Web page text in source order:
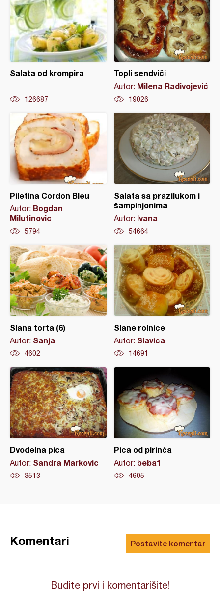
Salata od krompira
126687
Topli sendviči
Autor: Milena Radivojević
19026
Piletina Cordon Bleu
Autor: Bogdan
Milutinovic
5794
Salata sa prazilukom i
šampinjonima
Autor: Ivana
54664
Slana torta (6)
Autor: Sanja
4602
Slane rolnice
Autor: Slavica
14691
Dvodelna pica
Autor: Sandra Markovic
3513
Pica od pirinča
Autor: beba1
4605
Postavite komentar
Komentari
Budite prvi i komentarišite!